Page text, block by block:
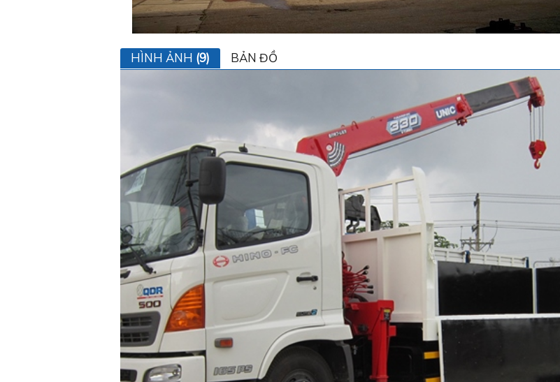
HÌNH ẢNH (9) BẢN ĐỒ